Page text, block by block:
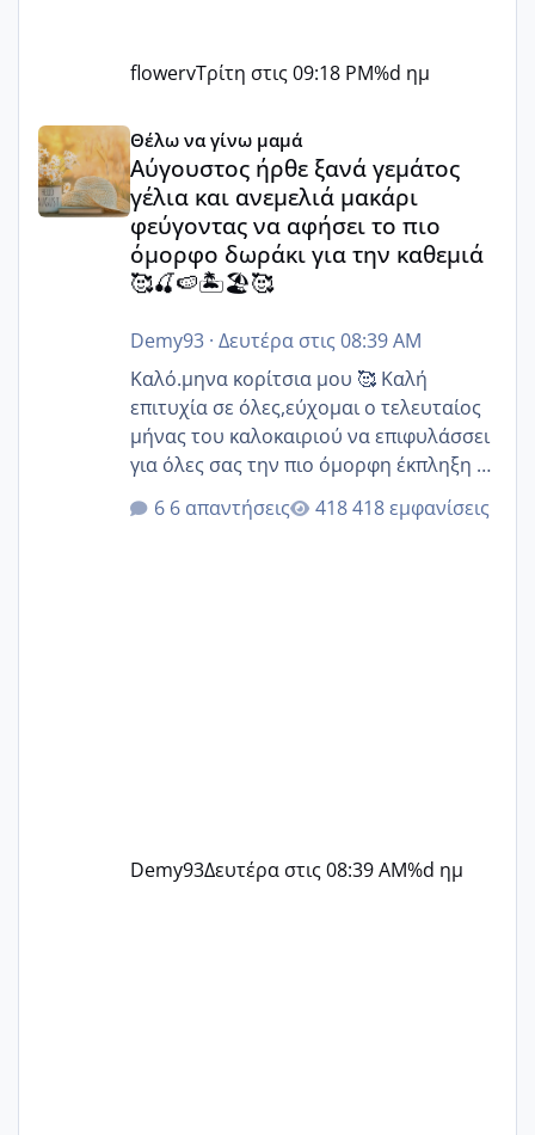
flowervΤρίτη στις 09:18 PM%d ημ
Αύγουστος ήρθε ξανά γεμάτος γέλια και ανεμελιά
Θέλω να γίνω μαμά
Αύγουστος ήρθε ξανά γεμάτος
γέλια και ανεμελιά μακάρι
φεύγοντας να αφήσει το πιο
όμορφο δωράκι για την καθεμιά
🥰🍒🍉🏝️🏖️🥰
Demy93· Δευτέρα στις 08:39 AM
Καλό.μηνα κορίτσια μου 🥰 Καλή
επιτυχία σε όλες,εύχομαι ο τελευταίος
μήνας του καλοκαιριού να επιφυλάσσει
για όλες σας την πιο όμορφη έκπληξη 🧿
@Elk @Melikara86 @Παρασκευαιδου
@Zenia z @melitiniღ @Christi.D.
6 απαντήσεις 418 εμφανίσεις
Demy93Δευτέρα στις 08:39 AM%d ημ